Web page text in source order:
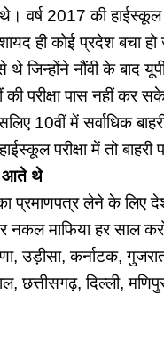
थे। वर्ष 2017 की
ही कोई प्रदेश बचा हो
जिन्होंने नौंवी के बाद यूपी
की परीक्षा पास नहीं
10वीं में सर्वाधिक
परीक्षा में तो बाहरी
आते थे
का प्रमाणपत्र लेने के
नकल माफिया हर साल
उड़ीसा, कर्नाटक,
छत्तीसगढ़, दिल्ली,